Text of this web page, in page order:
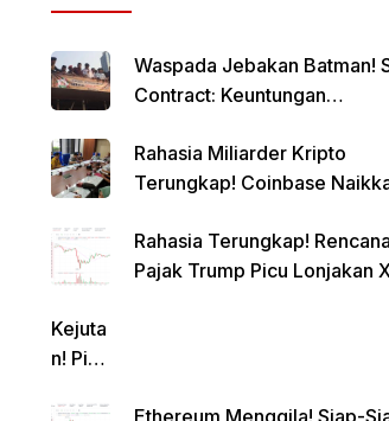
Waspada Jebakan Batman!
Contract: Keuntungan
Rahasia Miliarder Kripto
Terungkap! Coinbase
Juta!
Rahasia Terungkap! Rencana
Pajak Trump Picu Lonjakan
Kejuta
n! Pi
Ethereum Menggila! Siap-